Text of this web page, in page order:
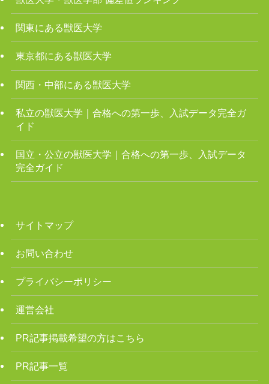
関東にある獣医大学
東京都にある獣医大学
関西・中部にある獣医大学
私立の獣医大学｜合格への第一歩、入試データ完全ガ
イド
国立・公立の獣医大学｜合格への第一歩、入試データ
完全ガイド
サイトマップ
お問い合わせ
プライバシーポリシー
運営会社
PR記事掲載希望の方はこちら
PR記事一覧